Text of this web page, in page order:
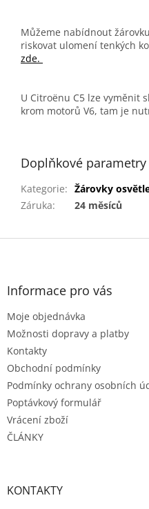
Můžeme nabídnout
riskovat ulomení tenkých
zde.
U Citroënu C5 lze vyměnit
krom motorů V6, tam je
Doplňkové parametry
Kategorie: Žárovky
Záruka: 24 měsíců
Z
Informace pro vás
Moje objednávka
Možnosti dopravy a platby
Kontakty
Obchodní podmínky
Podmínky ochrany osobních
Poptávkový formulář
Vrácení zboží
ČLÁNKY
KONTAKTY